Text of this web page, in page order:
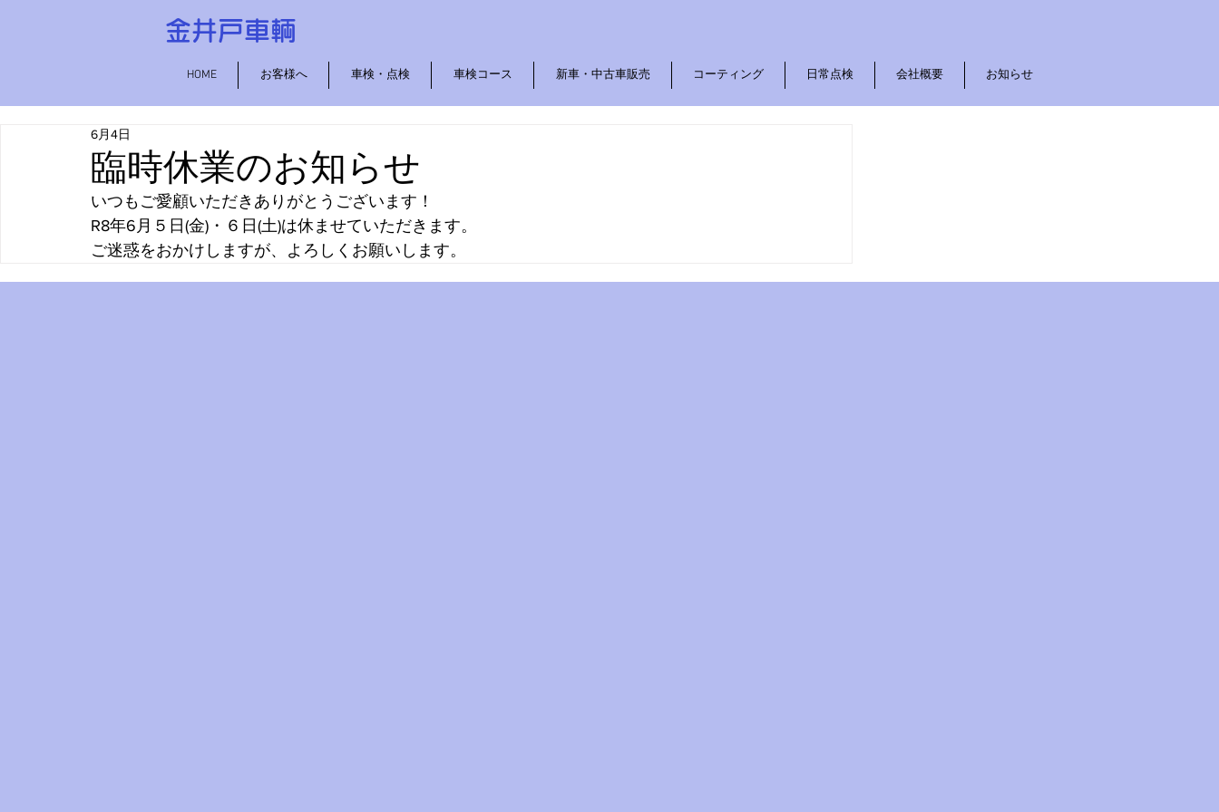
金井戸車輌
HOME お客様へ 車検・点検 車検コース ​新車・中古車販売 コーティング 日常点検 会社概要 お知らせ
臨時休業のお知らせ
6月4日
いつもご愛顧いただきありがとうございます！
R8年6月５日(金)・６日(土)は休ませていただきます。
ご迷惑をおかけしますが、よろしくお願いします。